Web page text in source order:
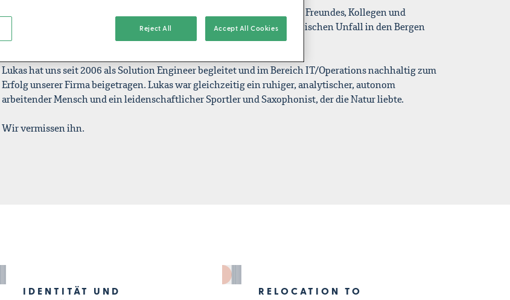
Mit tiefer Trauer haben wir die Nachricht vom plötzlichen Tod unseres Freundes, Kollegen und
Partners Lukas Gadola erhalten, der am 10. August 2025 bei einem tragischen Unfall in den Bergen
ums Leben gekommen ist.
Lukas hat uns seit 2006 als Solution Engineer begleitet und im Bereich IT/Operations nachhaltig zum
Erfolg unserer Firma beigetragen. Lukas war gleichzeitig ein ruhiger, analytischer, autonom
arbeitender Mensch und ein leidenschaftlicher Sportler und Saxophonist, der die Natur liebte.
Wir vermissen ihn.
IDENTITÄT UND
RELOCATION TO
Reject All Accept All Cookies